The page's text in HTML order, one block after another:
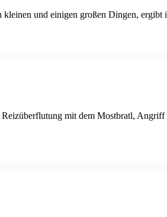
und einigen großen Dingen, ergibt
mit dem Mostbratl,